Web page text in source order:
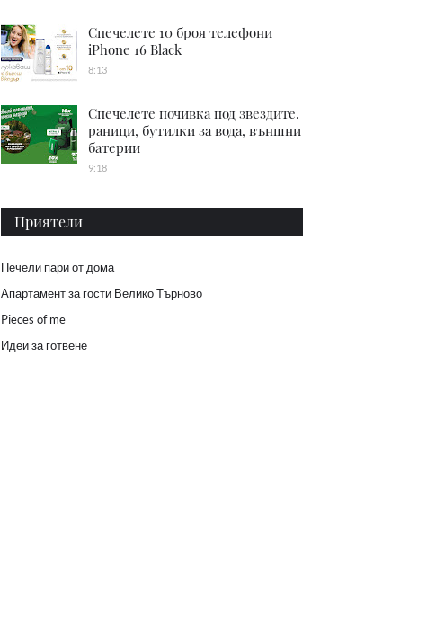
Спечелете 10 броя телефони
iPhone 16 Black
8:13
Спечелете почивка под звездите,
раници, бутилки за вода, външни
батерии
9:18
Приятели
Печели пари от дома
Апартамент за гости Велико Търново
Pieces of me
Идеи за готвене